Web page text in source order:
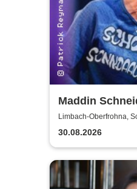
Maddin
Sonndaach
Limbach-Oberfrohna,
30.08.2026